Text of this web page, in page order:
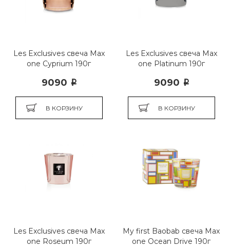
Les Exclusives свеча Max
one Cyprium 190г
9090 i
В КОРЗИНУ
Les Exclusives свеча Max
one Platinum 190г
9090 i
В КОРЗИНУ
Les Exclusives свеча Max
one Roseum 190г
My first Baobab свеча Max
one Ocean Drive 190г